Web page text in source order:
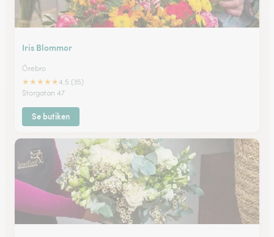
Iris Blommor
Örebro
★★★★★4.5 (35)
Storgatan 47
Se butiken